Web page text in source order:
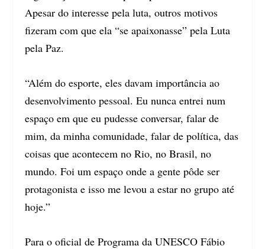
Apesar do interesse pela luta, outros motivos
fizeram com que ela “se apaixonasse” pela Luta
pela Paz.
“Além do esporte, eles davam importância ao
desenvolvimento pessoal. Eu nunca entrei num
espaço em que eu pudesse conversar, falar de
mim, da minha comunidade, falar de política, das
coisas que acontecem no Rio, no Brasil, no
mundo. Foi um espaço onde a gente pôde ser
protagonista e isso me levou a estar no grupo até
hoje.”
Para o oficial de Programa da UNESCO Fábio